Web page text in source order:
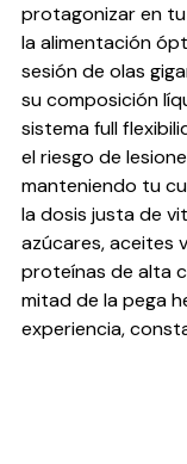
protagonizar en
la alimentación
sesión de olas
su composición
sistema full
el riesgo de
manteniendo tu
la dosis justa de
azúcares, aceites
proteínas de alta
mitad de la pega
experiencia,